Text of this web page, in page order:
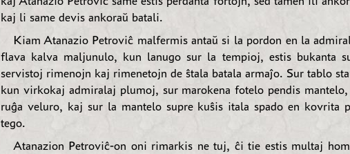
kaj li same devis ankoraŭ batali.
Kiam Atanazio Petroviĉ malfermis antaŭ si la pordon en la
flava kalva maljunulo, kun lanugo sur la tempioj, estis bukanta
servistoj rimenojn kaj rimenetojn de ŝtala batala armaĵo. Sur tablo
kun virkokaj admiralaj plumoj, sur marokena fotelo pendis
ruĝa veluro, kaj sur la mantelo supre kuŝis itala spado en kovrita
tego.
Atanazion Petroviĉ-on oni rimarkis ne tuj, ĉi tie estis multaj